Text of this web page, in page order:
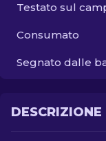
Testato sul
Consumato
Segnato dalle